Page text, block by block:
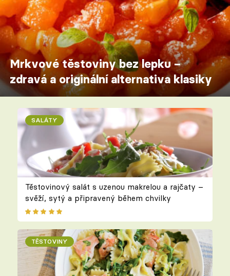
Mrkvové těstoviny bez lepku –
zdravá a originální alternativa klasiky
SALÁTY
Těstovinový salát s uzenou makrelou a rajčaty –
svěží, sytý a připravený během chvilky
TĚSTOVINY